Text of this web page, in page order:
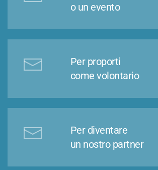
o un evento
Per proporti
come volontario
Per diventare
un nostro partner